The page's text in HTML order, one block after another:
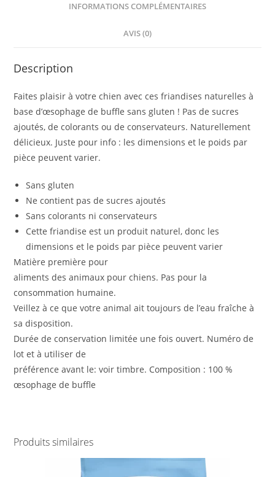
INFORMATIONS COMPLÉMENTAIRES
AVIS (0)
Description
Faites plaisir à votre chien avec ces friandises naturelles à
base d’œsophage de buffle sans gluten ! Pas de sucres
ajoutés, de colorants ou de conservateurs. Naturellement
délicieux. Juste pour info : les dimensions et le poids par
pièce peuvent varier.
Sans gluten
Ne contient pas de sucres ajoutés
Sans colorants ni conservateurs
Cette friandise est un produit naturel, donc les
dimensions et le poids par pièce peuvent varier
Matière première pour
aliments des animaux pour chiens. Pas pour la
consommation humaine.
Veillez à ce que votre animal ait toujours de l’eau fraîche à
sa disposition.
Durée de conservation limitée une fois ouvert. Numéro de
lot et à utiliser de
préférence avant le: voir timbre. Composition : 100 %
œsophage de buffle
Produits similaires